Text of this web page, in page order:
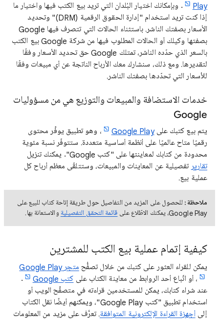
Play
. وبإمكانك اختيار البُلدان التي تريد بيع الكتب فيها واختيار ما
إذا كنت تريد استخدام "إدارة الحقوق الرقمية (DRM)" وتحديد
الأسعار بصفتك الناشر. باستثناء الحالات التي تتصرف فيها Google
بصفتها وكيلك أو الحالات المطلوب فيها من شركة Google بيع الكتب
بالسعر الذي حدّده الناشر، تمتلك Google حق تحديد الأسعار وفقًا
لتقديرها. ومع ذلك، سنشارك معك الأرباح الناتجة عن أي مبيعات وفقًا
للأسعار التي تحدّدها بصفتك الناشر.
خدمات الاستضافة والمبيعات والتوزيع هي من مسؤوليات
Google
يتم بيع كتبك علىGoogle Play
، وهو تطبيق يوفِّر محتوى
رقميًا متاح عالميًا على أنظمة أساسية متعددة. ستتوفّر نسبة مئوية
محدودة من كتابك لمعاينتها على "كتب Google". يمكنك تنزيل
تقارير تفصيلية عن المعاينات والمبيعات، وستتلقّى معظم أرباح كل
عملية بيع.
ملاحظة: للحصول على المزيد من التفاصيل حول طريقة إتاحة كتاب للبيع على
Google Play، يمكنك الاطّلاع على
قائمة التحقق التفصيلية والاستعانة بها.
كيفية إتمام عملية بيع الكتب للمشترين
يمكن للقراء العثور على كتبك من خلال تصفُّح متجر Google Play
، أو اتّباع أحد الروابط من معاينة الكتاب على كتب Google
.
عند شراء كتابك، يمكن للمستخدمين قراءته في متصفِّح الويب أو
استخدام تطبيق "كتب Google Play"، ويمكنهم أيضًا نقل الكتاب
إلىأجهزة القراءة الإلكترونية المتوافقة. تعرَّف على مزيد من المعلومات